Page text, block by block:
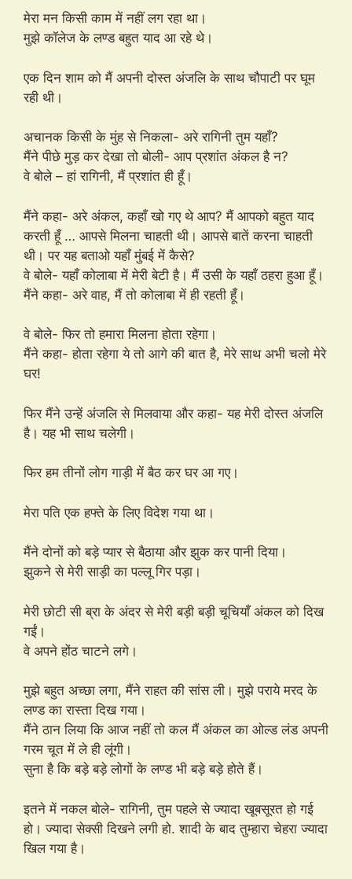
मेरा मन किसी काम में नहीं लग रहा था।
मुझे कॉलेज के लण्ड बहुत याद आ रहे थे।
एक दिन शाम को मैं अपनी दोस्त अंजलि के साथ चौपाटी पर घूम
रही थी।
अचानक किसी के मुंह से निकला- अरे रागिनी तुम यहाँ?
मैंने पीछे मुड़ कर देखा तो बोली- आप प्रशांत अंकल है न?
वे बोले – हां रागिनी, मैं प्रशांत ही हूँ।
मैंने कहा- अरे अंकल, कहाँ खो गए थे आप? मैं आपको बहुत याद
करती हूँ … आपसे मिलना चाहती थी। आपसे बातें करना चाहती
थी। पर यह बताओ यहाँ मुंबई में कैसे?
वे बोले- यहाँ कोलाबा में मेरी बेटी है। मैं उसी के यहाँ ठहरा हुआ हूँ।
मैंने कहा- अरे वाह, मैं तो कोलाबा में ही रहती हूँ।
वे बोले- फिर तो हमारा मिलना होता रहेगा।
मैंने कहा- होता रहेगा ये तो आगे की बात है, मेरे साथ अभी चलो मेरे
घर!
फिर मैंने उन्हें अंजलि से मिलवाया और कहा- यह मेरी दोस्त अंजलि
है। यह भी साथ चलेगी।
फिर हम तीनों लोग गाड़ी में बैठ कर घर आ गए।
मेरा पति एक हफ्ते के लिए विदेश गया था।
मैंने दोनों को बड़े प्यार से बैठाया और झुक कर पानी दिया।
झुकने से मेरी साड़ी का पल्लू गिर पड़ा।
मेरी छोटी सी ब्रा के अंदर से मेरी बड़ी बड़ी चूचियाँ अंकल को दिख
गईं।
वे अपने होंठ चाटने लगे।
मुझे बहुत अच्छा लगा, मैंने राहत की सांस ली। मुझे पराये मरद के
लण्ड का रास्ता दिख गया।
मैंने ठान लिया कि आज नहीं तो कल मैं अंकल का ओल्ड लंड अपनी
गरम चूत में ले ही लूंगी।
सुना है कि बड़े बड़े लोगों के लण्ड भी बड़े बड़े होते हैं।
इतने में नकल बोले- रागिनी, तुम पहले से ज्यादा खूबसूरत हो गई
हो। ज्यादा सेक्सी दिखने लगी हो. शादी के बाद तुम्हारा चेहरा ज्यादा
खिल गया है।